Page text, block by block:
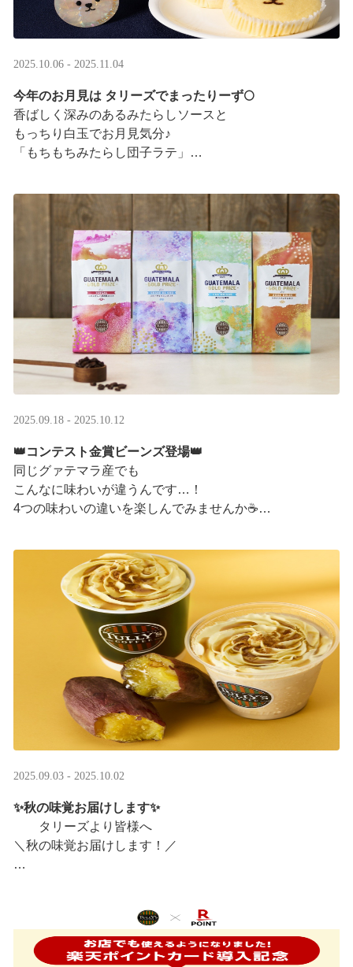
2025.10.06 - 2025.11.04
今年のお月見は タリーズでまったりーず🌕
香ばしく深みのあるみたらしソースと
もっちり白玉でお月見気分♪
「もちもちみたらし団子ラテ」
お月様をモチーフにした
まんまるベアフルも皆様のご来店をお待ちしていま ···
2025.09.18 - 2025.10.12
👑コンテスト金賞ビーンズ登場👑
同じグァテマラ産でも
こんなに味わいが違うんです…！
4つの味わいの違いを楽しんでみませんか☕
グァテマラコーヒー体験イベントも実施中▼
2025.09.03 - 2025.10.02
✨秋の味覚お届けします✨
タリーズより皆様へ
＼秋の味覚お届けします！／
実りの秋らしいほっこりフードも続々登場です♪
涼しい店内で一足早い秋の訪 ···